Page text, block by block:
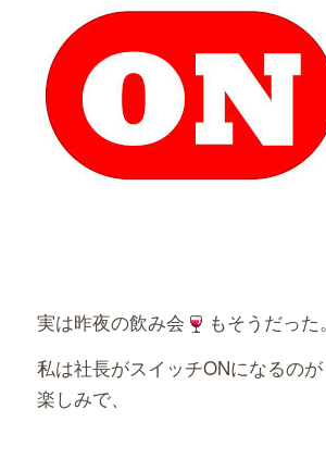
実は昨夜の飲み会
もそうだった。
私は社長がスイッチONになるのが
楽しみで、